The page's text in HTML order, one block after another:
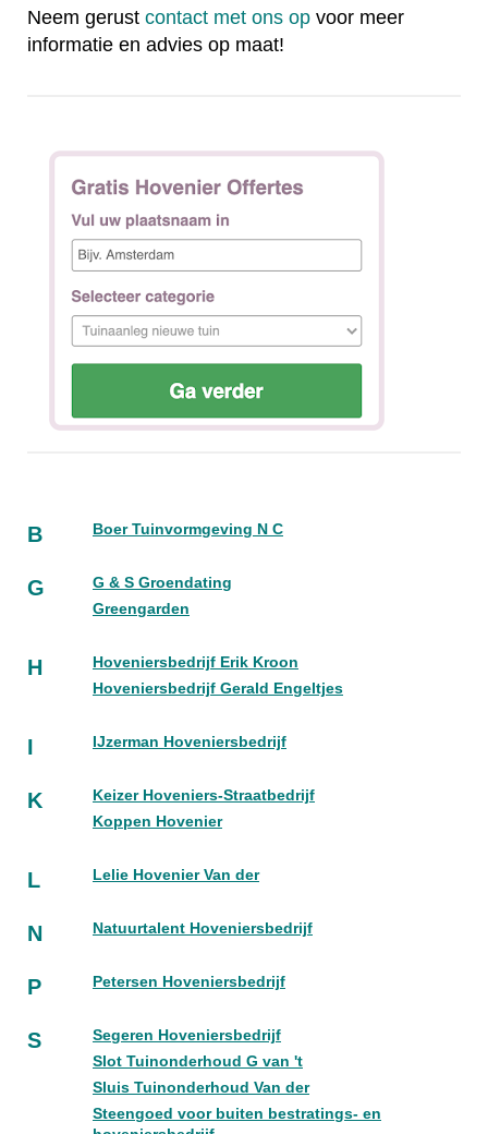
Neem gerust contact met ons op voor meer
informatie en advies op maat!
B Boer Tuinvormgeving N C
G
G & S Groendating
Greengarden
H
Hoveniersbedrijf Erik Kroon
Hoveniersbedrijf Gerald Engeltjes
I IJzerman Hoveniersbedrijf
K
Keizer Hoveniers-Straatbedrijf
Koppen Hovenier
L Lelie Hovenier Van der
N Natuurtalent Hoveniersbedrijf
P Petersen Hoveniersbedrijf
S
Segeren Hoveniersbedrijf
Slot Tuinonderhoud G van 't
Sluis Tuinonderhoud Van der
Steengoed voor buiten bestratings- en